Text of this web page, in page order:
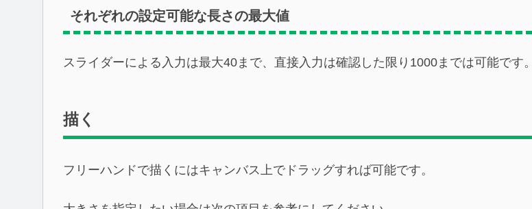
それぞれの設定可能な長さの最大値
スライダーによる入力は最大40まで、直接入力は確認した限り1000までは可能です。
描く
フリーハンドで描くにはキャンバス上でドラッグすれば可能です。